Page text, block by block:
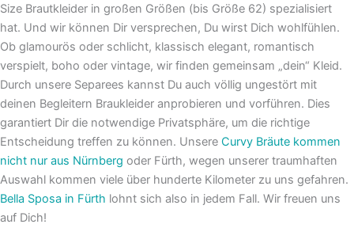
Size Brautkleider in großen Größen (bis Größe 62) spezialisiert
hat. Und wir können Dir versprechen, Du wirst Dich wohlfühlen.
Ob glamourös oder schlicht, klassisch elegant, romantisch
verspielt, boho oder vintage, wir finden gemeinsam „dein“ Kleid.
Durch unsere Separees kannst Du auch völlig ungestört mit
deinen Begleitern Braukleider anprobieren und vorführen. Dies
garantiert Dir die notwendige Privatsphäre, um die richtige
Entscheidung treffen zu können. Unsere Curvy Bräute kommen
nicht nur aus Nürnberg oder Fürth, wegen unserer traumhaften
Auswahl kommen viele über hunderte Kilometer zu uns gefahren.
Bella Sposa in Fürth lohnt sich also in jedem Fall. Wir freuen uns
auf Dich!